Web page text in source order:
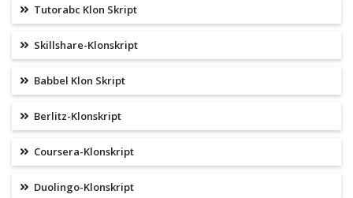
Tutorabc Klon Skript
Skillshare-Klonskript
Babbel Klon Skript
Berlitz-Klonskript
Coursera-Klonskript
Duolingo-Klonskript